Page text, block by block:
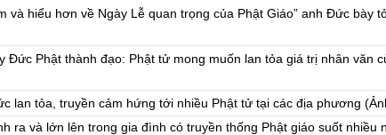
và hiểu hơn về Ngày Lễ quan trọng của Phật Giáo” anh Đức bày
lan tỏa, truyền cảm hứng tới nhiều Phật tử tại các địa phương
ra và lớn lên trong gia đình có truyền thống Phật giáo suốt nhiều